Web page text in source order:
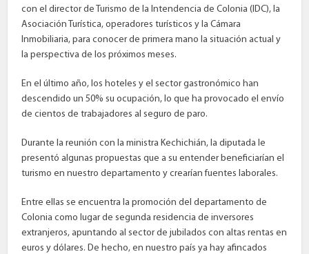
con el director de Turismo de la Intendencia de Colonia (IDC), la
Asociación Turística, operadores turísticos y la Cámara
Inmobiliaria, para conocer de primera mano la situación actual y
la perspectiva de los próximos meses.
En el último año, los hoteles y el sector gastronómico han
descendido un 50% su ocupación, lo que ha provocado el envío
de cientos de trabajadores al seguro de paro.
Durante la reunión con la ministra Kechichián, la diputada le
presentó algunas propuestas que a su entender beneficiarían el
turismo en nuestro departamento y crearían fuentes laborales.
Entre ellas se encuentra la promoción del departamento de
Colonia como lugar de segunda residencia de inversores
extranjeros, apuntando al sector de jubilados con altas rentas en
euros y dólares. De hecho, en nuestro país ya hay afincados